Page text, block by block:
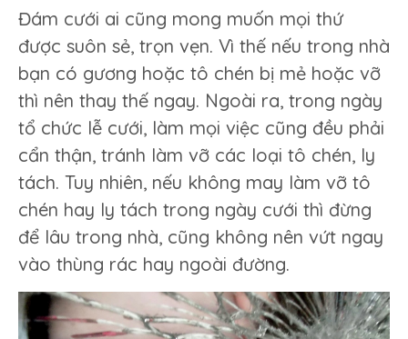
Đám cưới ai cũng mong muốn mọi thứ
được suôn sẻ, trọn vẹn. Vì thế nếu trong nhà
bạn có gương hoặc tô chén bị mẻ hoặc vỡ
thì nên thay thế ngay. Ngoài ra, trong ngày
tổ chức lễ cưới, làm mọi việc cũng đều phải
cẩn thận, tránh làm vỡ các loại tô chén, ly
tách. Tuy nhiên, nếu không may làm vỡ tô
chén hay ly tách trong ngày cưới thì đừng
để lâu trong nhà, cũng không nên vứt ngay
vào thùng rác hay ngoài đường.